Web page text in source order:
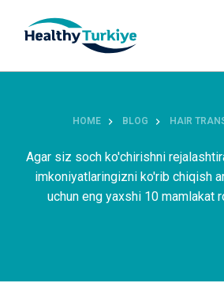
p
HOME BLOG HAIR
Agar siz soch ko'chirishni
imkoniyatlaringizni ko'rib chiqish
uchun eng yaxshi 10 mamlakat